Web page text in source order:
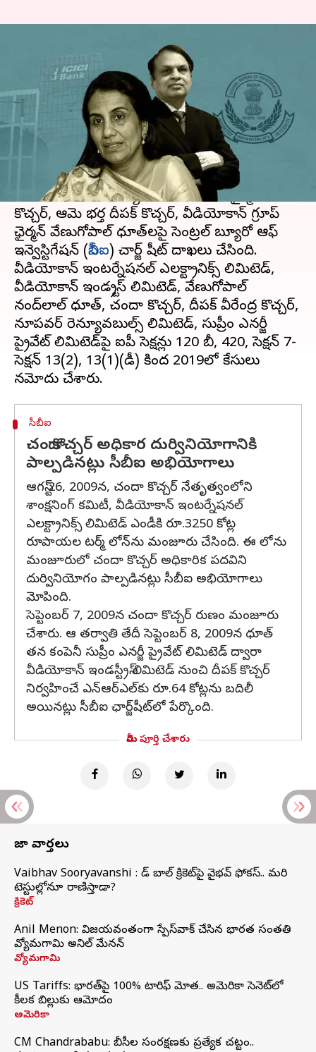
ICICI-Videocon scam case:
కొచ్చర్ దంపతులు, ధూత్‌లపై చార్జిషీట్
దాఖలు చేసిన సీబీఐ
Apr 08, 2023 06:34 pm
ఈ వార్తాకథనం ఏంటి
ఐసీఐసీఐ-వీడియోకాన్ రుణాల మోసం కేసు
సంబంధించి ఐసీఐసీఐ బ్యాంక్ మాజీ ఎండీ, ఛైర్మన్ చందా
కొచ్చర్, ఆమె భర్త దీపక్ కొచ్చర్, వీడియోకాన్ గ్రూప్
ఛైర్మన్ వేణుగోపాల్ ధూత్‌లపై సెంట్రల్ బ్యూరో ఆఫ్
ఇన్వెస్టిగేషన్ (సీబీఐ) చార్జ్ షీట్ దాఖలు చేసింది.
వీడియోకాన్ ఇంటర్నేషనల్ ఎలక్ట్రానిక్స్ లిమిటెడ్,
వీడియోకాన్ ఇండస్ట్రీస్ లిమిటెడ్, వేణుగోపాల్
నంద్‌లాల్ ధూత్, చందా కొచ్చర్, దీపక్ వీరేంద్ర కొచ్చర్,
నూపవర్ రెన్యూవబుల్స్ లిమిటెడ్, సుప్రీం ఎనర్జీ
ప్రైవేట్ లిమిటెడ్‌పై ఐపీసీ సెక్షన్లు 120 బీ, 420, సెక్షన్ 7-
సెక్షన్ 13(2), 13(1)(డీ) కింద 2019లో కేసులు
సీబీఐ
చందా కొచ్చర్ అధికార దుర్వినియోగానికి
పాల్పడినట్లు సీబీఐ అభియోగాలు
ఆగస్ట్ 26, 2009న, చందా కొచ్చర్ నేతృత్వంలోని
శాంక్షనింగ్ కమిటీ, వీడియోకాన్ ఇంటర్నేషనల్
ఎలక్ట్రానిక్స్ లిమిటెడ్ ఎండీకి రూ.3250 కోట్ల
రూపాయల టర్మ్ లోన్‌ను మంజూరు చేసింది. ఈ లోను
మంజూరులో చందా కొచ్చర్ అధికారిక పదవిని
దుర్వినియోగం పాల్పడినట్లు సీబీఐ అభియోగాలు
మోపింది.
సెప్టెంబర్ 7, 2009న చందా కొచ్చర్ రుణం మంజూరు
చేశారు. ఆ తర్వాతి తేదీ సెప్టెంబర్ 8, 2009న ధూత్
తన కంపెనీ సుప్రీం ఎనర్జీ ప్రైవేట్ లిమిటెడ్ ద్వారా
వీడియోకాన్ ఇండస్ట్రీస్ లిమిటెడ్ నుంచి దీపక్ కొచ్చర్
నిర్వహించే ఎన్ఆర్ఎల్‌‌‌కు రూ.64 కోట్లను బదిలీ
అయినట్లు సీబీఐ ఛార్జ్‌షీట్‌లో పేర్కొంది.
మీరు పూర్తి చేశారు
తాజా వార్తలు
Vaibhav Sooryavanshi : రెడ్ బాల్ క్రికెట్‌పై వైభవ్ ఫోకస్.. మరి
టెస్టుల్లోనూ రాణిస్తాడా?
క్రికెట్
Anil Menon: విజయవంతంగా స్పేస్‌వాక్‌ చేసిన భారత సంతతి
వ్యోమగామి అనిల్‌ మేనన్
వ్యోమగామి
US Tariffs: భారత్‌పై 100% టారిఫ్‌ మోత.. అమెరికా సెనెట్‌లో
కీలక బిల్లుకు ఆమోదం
అమెరికా
CM Chandrababu: బీసీల సంరక్షణకు ప్రత్యేక చట్టం..